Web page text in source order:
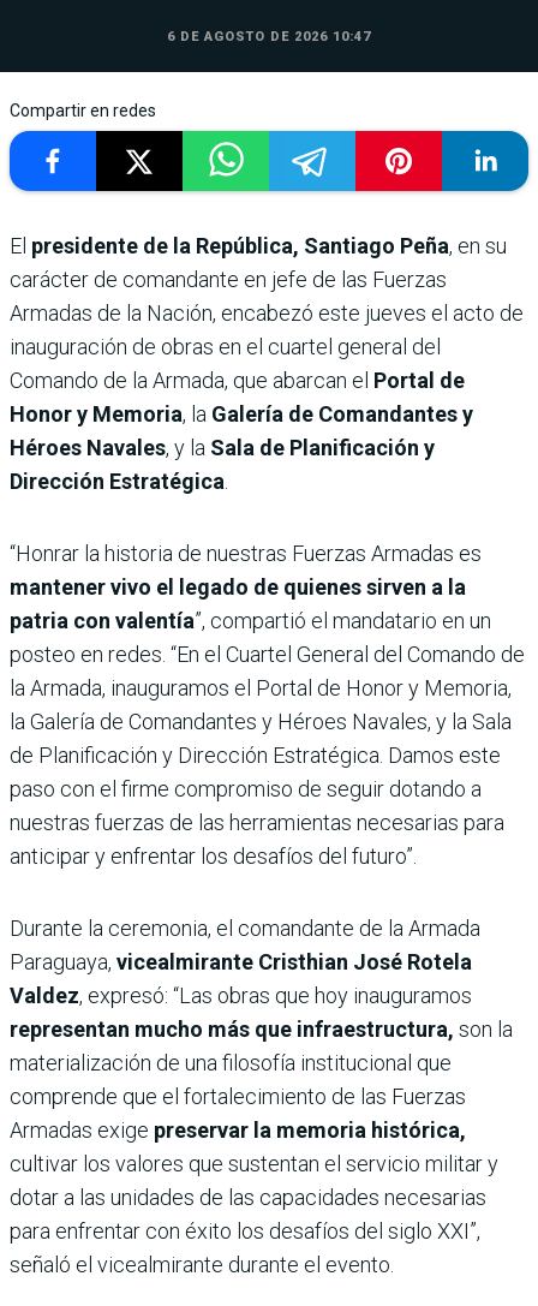
6 DE AGOSTO DE 2026 10:47
Compartir en redes
El presidente de la República, Santiago Peña, en su
carácter de comandante en jefe de las Fuerzas
Armadas de la Nación, encabezó este jueves el acto de
inauguración de obras en el cuartel general del
Comando de la Armada, que abarcan el Portal de
Honor y Memoria, la Galería de Comandantes y
Héroes Navales, y la Sala de Planificación y
Dirección Estratégica.
“Honrar la historia de nuestras Fuerzas Armadas es
mantener vivo el legado de quienes sirven a la
patria con valentía”, compartió el mandatario en un
posteo en redes. “En el Cuartel General del Comando de
la Armada, inauguramos el Portal de Honor y Memoria,
la Galería de Comandantes y Héroes Navales, y la Sala
de Planificación y Dirección Estratégica. Damos este
paso con el firme compromiso de seguir dotando a
nuestras fuerzas de las herramientas necesarias para
anticipar y enfrentar los desafíos del futuro”.
Durante la ceremonia, el comandante de la Armada
Paraguaya, vicealmirante Cristhian José Rotela
Valdez, expresó: “Las obras que hoy inauguramos
representan mucho más que infraestructura, son la
materialización de una filosofía institucional que
comprende que el fortalecimiento de las Fuerzas
Armadas exige preservar la memoria histórica,
cultivar los valores que sustentan el servicio militar y
dotar a las unidades de las capacidades necesarias
para enfrentar con éxito los desafíos del siglo XXI”,
señaló el vicealmirante durante el evento.